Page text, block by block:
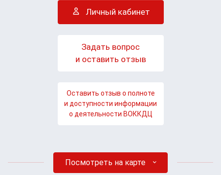
Личный кабинет
Задать вопрос
и оставить отзыв
Оставить отзыв о полноте
и доступности информации
о деятельности ВОККДЦ
Посмотреть на карте